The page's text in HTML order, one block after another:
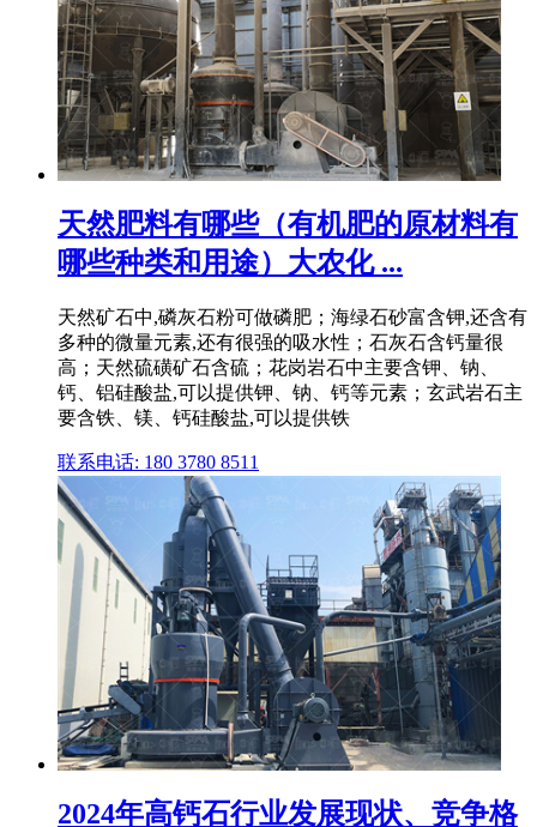
天然肥料有哪些（有机肥的原材料有
哪些种类和用途）大农化 ...
天然矿石中,磷灰石粉可做磷肥；海绿石砂富含钾,还含有
多种的微量元素,还有很强的吸水性；石灰石含钙量很
高；天然硫磺矿石含硫；花岗岩石中主要含钾、钠、
钙、铝硅酸盐,可以提供钾、钠、钙等元素；玄武岩石主
要含铁、镁、钙硅酸盐,可以提供铁
联系电话: 180 3780 8511
2024年高钙石行业发展现状、竞争格